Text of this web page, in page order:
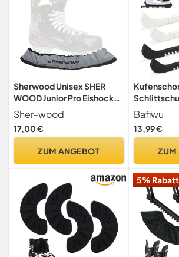
Sherwood Unisex SHER
WOOD Junior Pro Eishockey
elastische Kufenstr mpfe f r
Kinder Eishockey
Schlittschuhe 2, silber,
Sher-wood
17,00 €
ZUM ANGEBOT
Bafiwu
13,99 €
ZUM
5% Rabatt